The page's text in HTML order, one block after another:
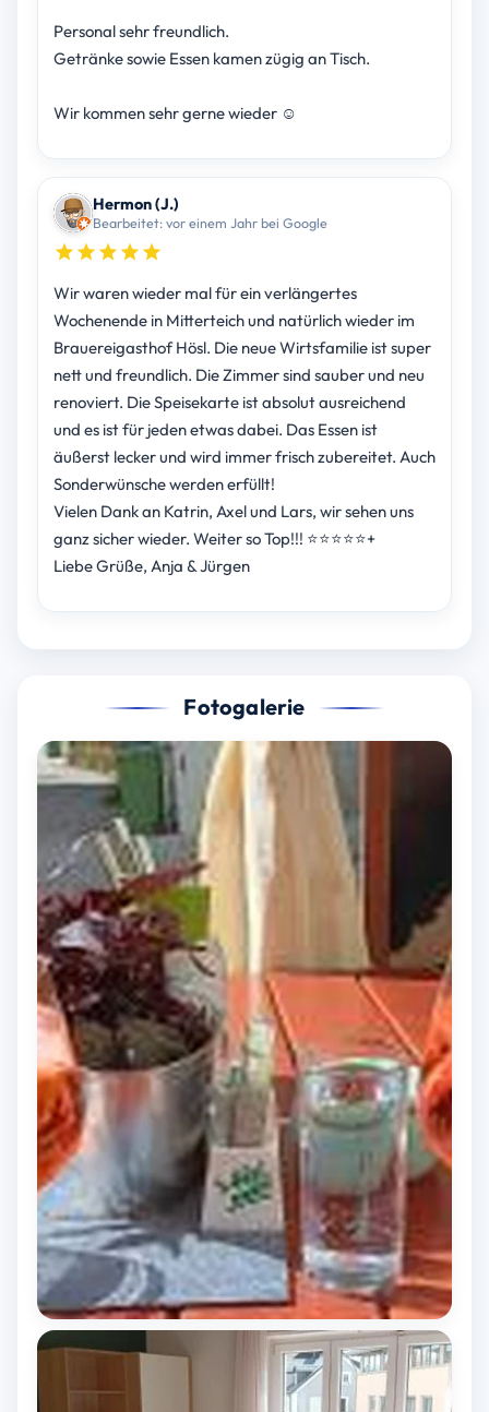
Personal sehr freundlich.
Getränke sowie Essen kamen zügig an Tisch.
Wir kommen sehr gerne wieder ☺️
Hermon (J.)
Bearbeitet: vor einem Jahr bei Google
Wir waren wieder mal für ein verlängertes
Wochenende in Mitterteich und natürlich wieder im
Brauereigasthof Hösl. Die neue Wirtsfamilie ist super
nett und freundlich. Die Zimmer sind sauber und neu
renoviert. Die Speisekarte ist absolut ausreichend
und es ist für jeden etwas dabei. Das Essen ist
äußerst lecker und wird immer frisch zubereitet. Auch
Sonderwünsche werden erfüllt!
Vielen Dank an Katrin, Axel und Lars, wir sehen uns
ganz sicher wieder. Weiter so Top!!! ⭐️⭐️⭐️⭐️⭐️+
Liebe Grüße, Anja & Jürgen
Fotogalerie